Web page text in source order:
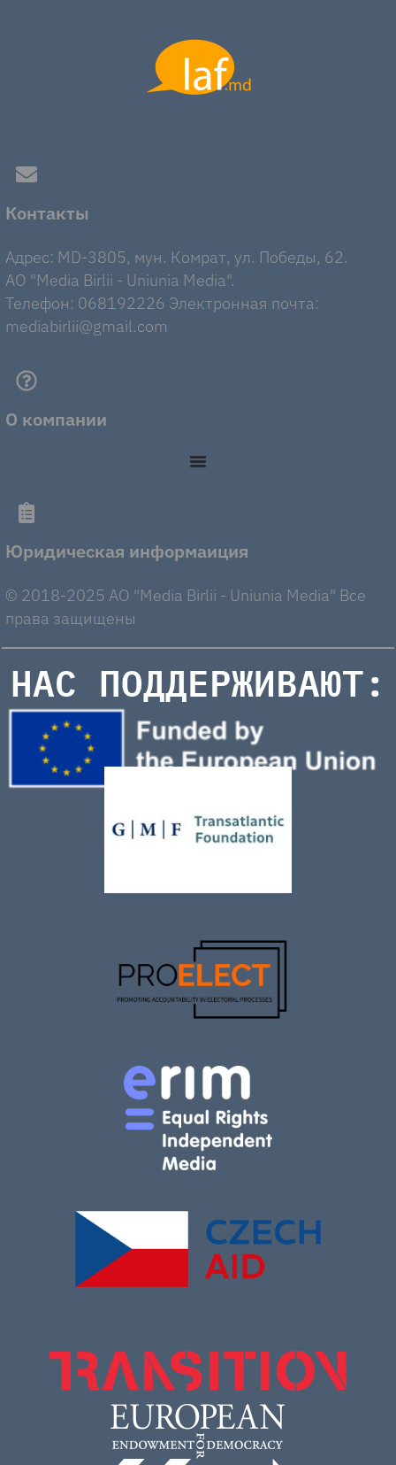
Контакты
Адрес: MD-3805, мун. Комрат, ул. Победы, 62.
AO "Media Birlii - Uniunia Media".
Телефон: 068192226 Электронная почта:
mediabirlii@gmail.com
О компании
Юридическая информаиция
© 2018-2025 AO "Media Birlii - Uniunia Media" Все
права защищены
НАС ПОДДЕРЖИВАЮТ: